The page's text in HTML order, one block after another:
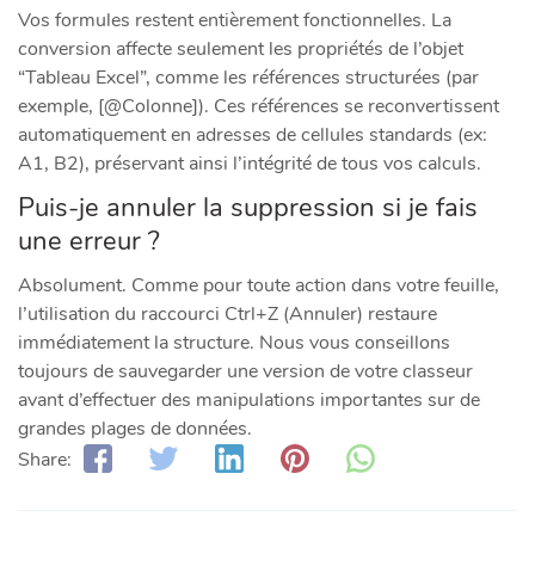
Vos formules restent entièrement fonctionnelles. La
conversion affecte seulement les propriétés de l’objet
“Tableau Excel”, comme les références structurées (par
exemple, [@Colonne]). Ces références se reconvertissent
automatiquement en adresses de cellules standards (ex:
A1, B2), préservant ainsi l’intégrité de tous vos calculs.
Puis-je annuler la suppression si je fais
une erreur ?
Absolument. Comme pour toute action dans votre feuille,
l’utilisation du raccourci Ctrl+Z (Annuler) restaure
immédiatement la structure. Nous vous conseillons
toujours de sauvegarder une version de votre classeur
avant d’effectuer des manipulations importantes sur de
grandes plages de données.
Share: